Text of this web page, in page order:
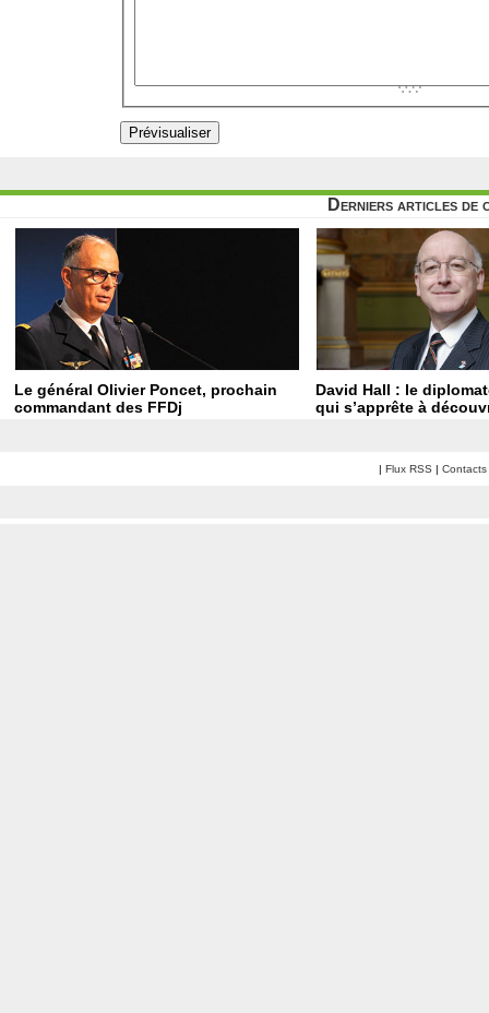
Derniers articles de
Le général Olivier Poncet, prochain
commandant des FFDj
David Hall : le
qui s’apprête à
| Flux RSS | Contacts